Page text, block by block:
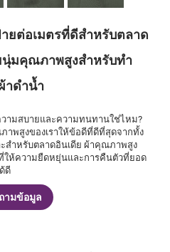
ยต่อเมตรที่ดีสำหรับตลาด
นุ่มคุณภาพสูงสำหรับทำ
าดำน้ำ
วามสบายและความทนทานใช่ไหม?
าพสูงของเราให้ข้อดีที่ดีที่สุดจากทั้ง
สำหรับตลาดอินเดีย ผ้าคุณภาพสูง
ให้ความยืดหยุ่นและการคืนตัวที่ยอด
ดี
ามข้อมูล